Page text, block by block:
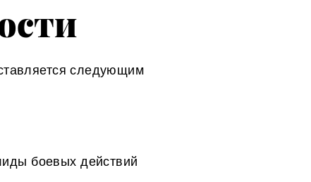
следующим
боевых действий